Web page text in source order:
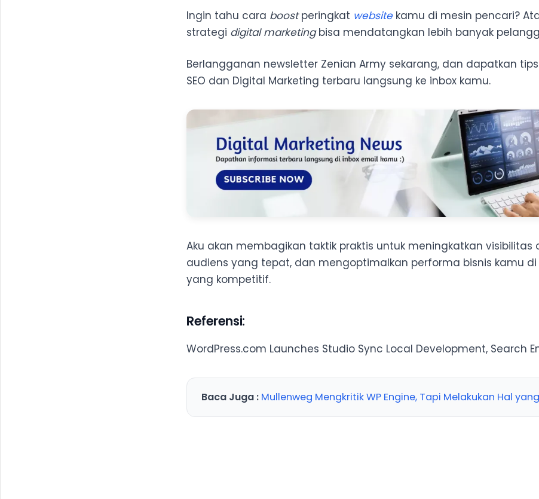
Ingin tahu cara boostperingkat websitekamu di mesin pencari?
strategi digital marketingbisa mendatangkan lebih banyak
Berlangganan newsletter Zenian Army sekarang, dan dapatkan
SEO dan Digital Marketing terbaru langsung ke inbox kamu.
Aku akan membagikan taktik praktis untuk meningkatkan visibilitas
audiens yang tepat, dan mengoptimalkan performa bisnis kamu
yang kompetitif.
Referensi:
WordPress.com Launches Studio Sync Local Development, Search
Baca Juga : Mullenweg Mengkritik WP Engine, Tapi Melakukan Hal